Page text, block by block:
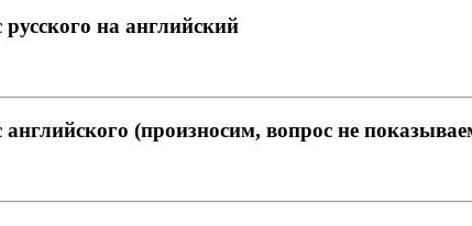
на английский
(произносим, вопрос не